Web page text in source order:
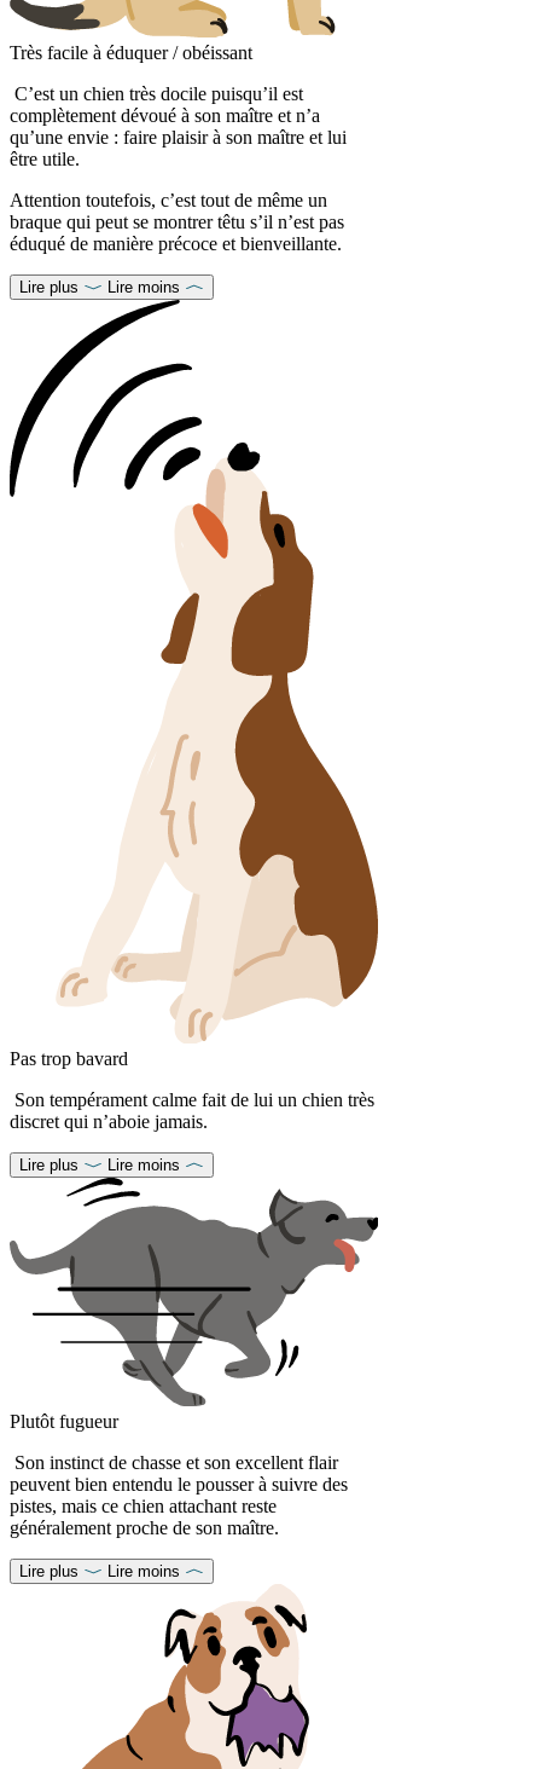
Très facile à éduquer / obéissant
C’est un chien très docile puisqu’il est
complètement dévoué à son maître et n’a
qu’une envie : faire plaisir à son maître et lui
être utile.
Attention toutefois, c’est tout de même un
braque qui peut se montrer têtu s’il n’est pas
éduqué de manière précoce et bienveillante.
Lire plus Lire moins
Pas trop bavard
Son tempérament calme fait de lui un chien très
discret qui n’aboie jamais.
Lire plus Lire moins
Plutôt fugueur
Son instinct de chasse et son excellent flair
peuvent bien entendu le pousser à suivre des
pistes, mais ce chien attachant reste
généralement proche de son maître.
Lire plus Lire moins